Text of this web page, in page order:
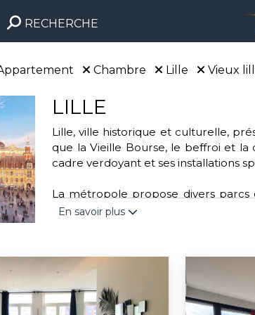
RECHERCHE
Chambre Lille Vieux
LILLE
Lille, ville historique et culturelle,
que la Vieille Bourse, le beffroi et la
cadre verdoyant et ses installations
La métropole propose divers parcs
parc de la Citadelle. Pour les
Engagée dans des actions
l'association “Mon bonnet rose”
valoriser les déchets verts.
En savoir plus